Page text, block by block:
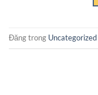
Đăng trong Uncategorized